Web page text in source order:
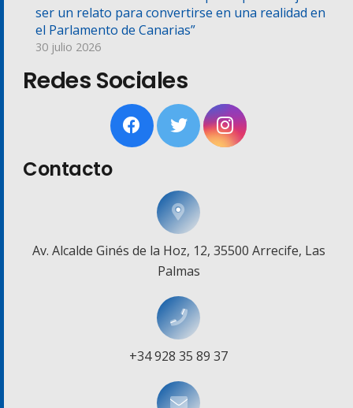
ser un relato para convertirse en una realidad en
el Parlamento de Canarias”
30 julio 2026
Redes Sociales
Contacto
Av. Alcalde Ginés de la Hoz, 12, 35500 Arrecife, Las
Palmas
+34 928 35 89 37